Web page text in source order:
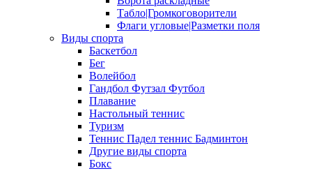
Табло|Громкоговорители
Флаги угловые|Разметки поля
Виды спорта
Баскетбол
Бег
Волейбол
Гандбол Футзал Футбол
Плавание
Настольный теннис
Туризм
Теннис Падел теннис Бадминтон
Другие виды спорта
Бокс